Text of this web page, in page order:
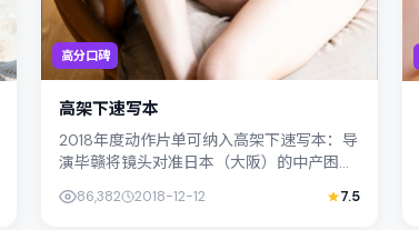
高分口碑
高架下速写本
2018年度动作片单可纳入高架下速写本：导
演毕赣将镜头对准日本（大阪）的中产困
本层面兼顾悬疑线索与情感救赎...
86,382 2018-12-12 7.5